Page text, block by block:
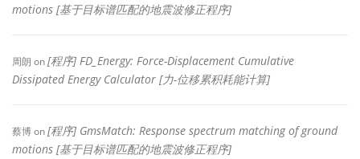
motions [基于目标谱匹配的地震波修正程序]
周朗 on[程序] FD_Energy: Force-Displacement Cumulative
Dissipated Energy Calculator [力-位移累积耗能计算]
蔡博on[程序] GmsMatch: Response spectrum matching of ground
motions [基于目标谱匹配的地震波修正程序]